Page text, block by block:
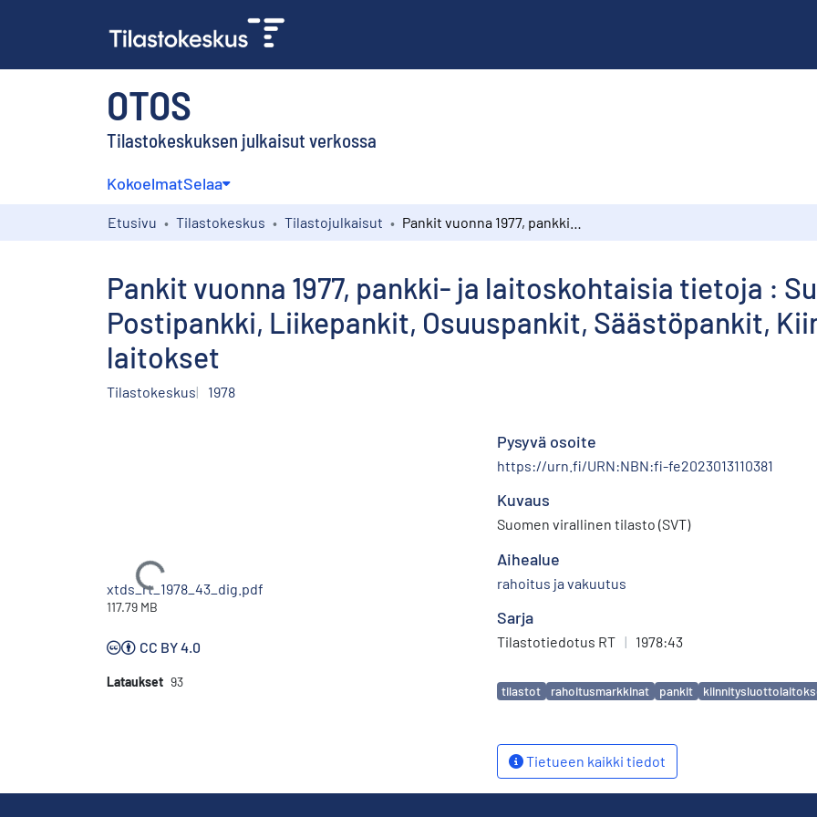
OTOS
Tilastokeskuksen julkaisut verkossa
KokoelmatSelaa
Etusivu Tilastokeskus Tilastojulkaisut
Pankit vuonna 1977, pankki- ja laitoskohtaisia tietoja :
Postipankki, Liikepankit, Osuuspankit, Säästöpankit,
laitokset
Tilastokeskus 1978
Ladataan...
xtds_rt_1978_43_dig.pdf
117.79 MB
CC BY 4.0
Lataukset 93
Pysyvä osoite
https://urn.fi/URN:NBN:fi-fe2023013110381
Kuvaus
Suomen virallinen tilasto (SVT)
Aihealue
rahoitus ja vakuutus
Sarja
Tilastotiedotus RT | 1978:43
Avainsanat
tilastot rahoitusmarkkinat pankit
Tietueen kaikki tiedot